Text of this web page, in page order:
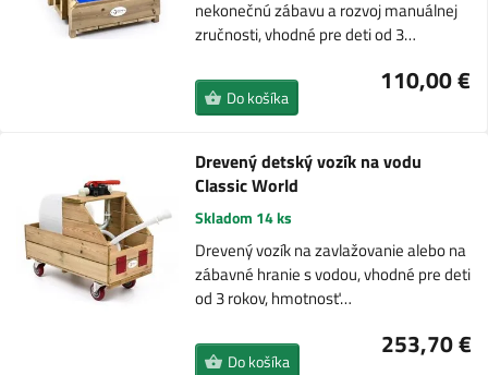
nekonečnú zábavu a rozvoj manuálnej
zručnosti, vhodné pre deti od 3…
110,00 €
Do košíka
Drevený detský vozík na vodu
Classic World
Skladom 14 ks
Drevený vozík na zavlažovanie alebo na
zábavné hranie s vodou, vhodné pre deti
od 3 rokov, hmotnosť…
253,70 €
Do košíka